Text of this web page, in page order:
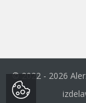
© 2022 - 2026